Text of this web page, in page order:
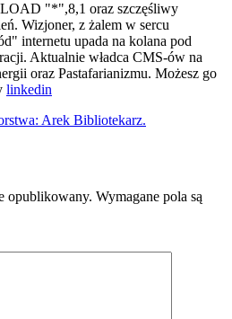
"*",8,1 oraz szczęśliwy
Wizjoner, z żalem w sercu
internetu upada na kolana pod
Aktualnie władca CMS-ów na
oraz Pastafarianizmu. Możesz go
linkedin
Arek Bibliotekarz.
opublikowany. Wymagane pola są